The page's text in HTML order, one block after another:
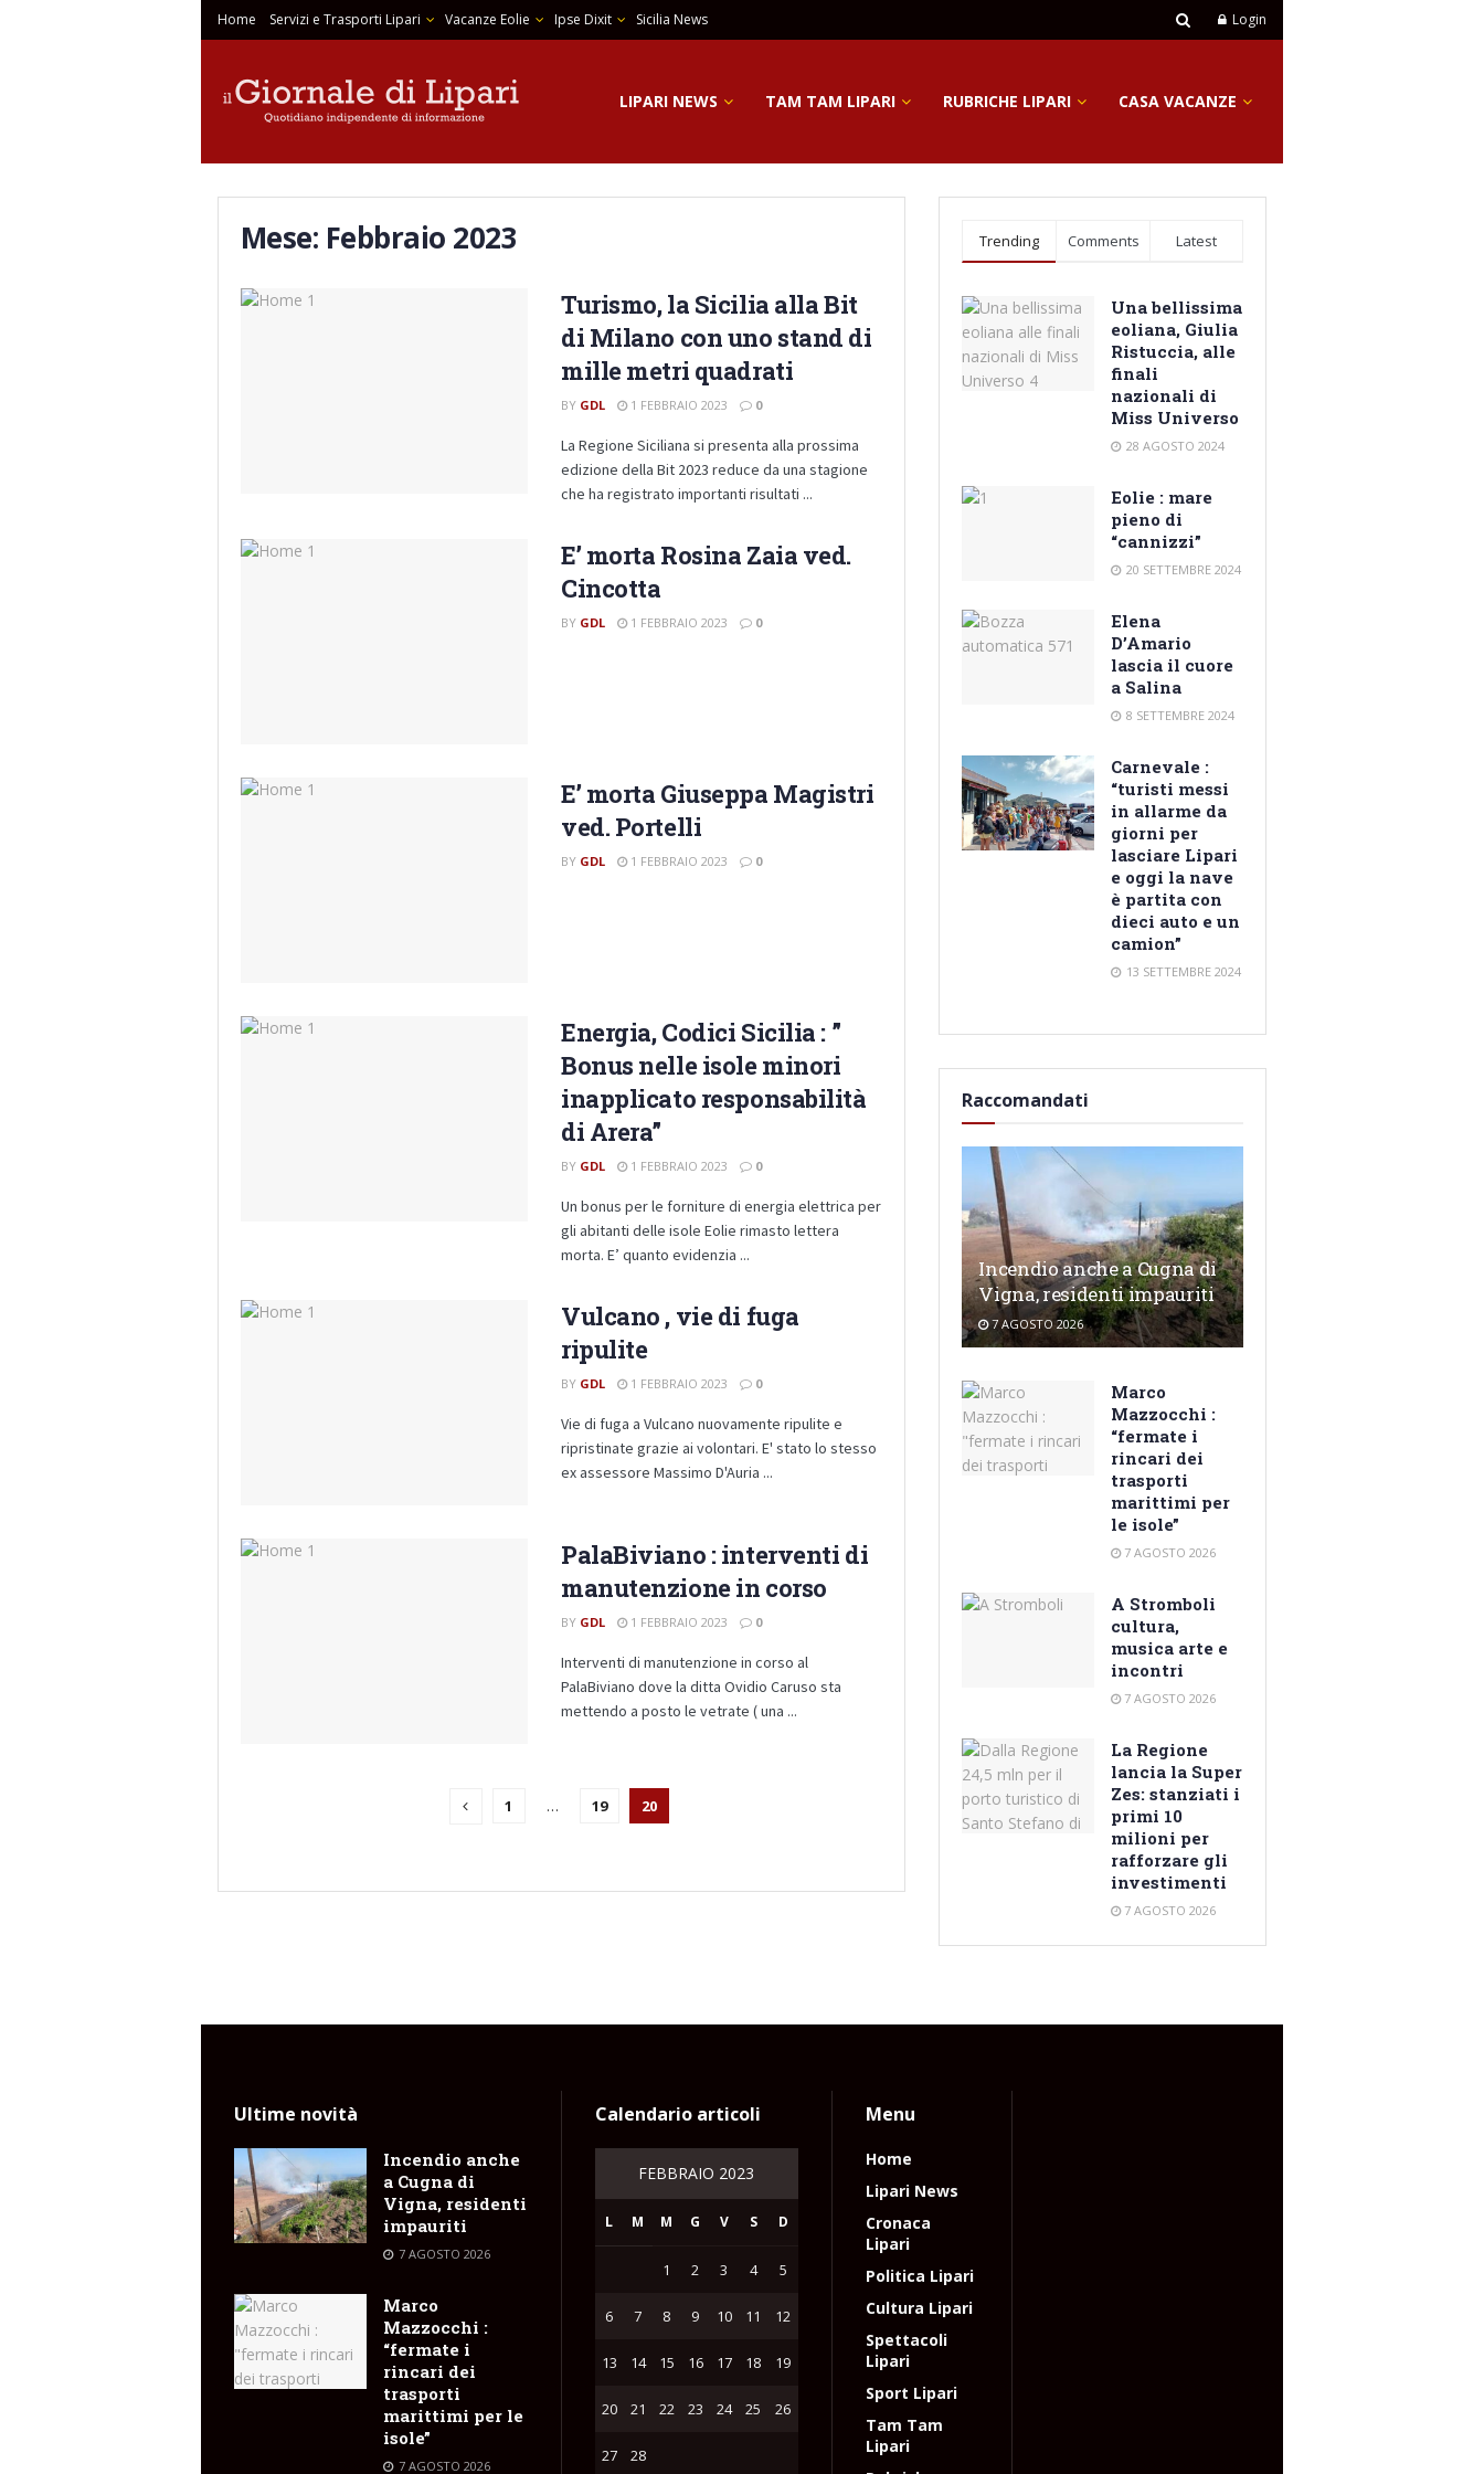
Home Servizi e Trasporti Lipari Vacanze Eolie Ipse Dixit Sicilia News Login
LIPARI NEWS TAM TAM LIPARI RUBRICHE LIPARI CASA VACANZE
Mese: Febbraio 2023
Turismo, la Sicilia alla Bit
di Milano con uno stand di
mille metri quadrati
BY GDL 1 FEBBRAIO 2023 0
La Regione Siciliana si presenta alla prossima
edizione della Bit 2023 reduce da una stagione
che ha registrato importanti risultati ...
E’ morta Rosina Zaia ved.
Cincotta
BY GDL 1 FEBBRAIO 2023 0
E’ morta Giuseppa Magistri
ved. Portelli
BY GDL 1 FEBBRAIO 2023 0
Energia, Codici Sicilia : ”
Bonus nelle isole minori
inapplicato responsabilità
di Arera”
BY GDL 1 FEBBRAIO 2023 0
Un bonus per le forniture di energia elettrica per
gli abitanti delle isole Eolie rimasto lettera
morta. E’ quanto evidenzia ...
Vulcano , vie di fuga
ripulite
BY GDL 1 FEBBRAIO 2023 0
Vie di fuga a Vulcano nuovamente ripulite e
ripristinate grazie ai volontari. E' stato lo stesso
ex assessore Massimo D'Auria ...
PalaBiviano : interventi di
manutenzione in corso
BY GDL 1 FEBBRAIO 2023 0
Interventi di manutenzione in corso al
PalaBiviano dove la ditta Ovidio Caruso sta
mettendo a posto le vetrate ( una ...
1 … 19 20
Trending Comments Latest
Una bellissima
eoliana, Giulia
Ristuccia, alle
finali
nazionali di
Miss Universo
28 AGOSTO 2024
Eolie : mare
pieno di
“cannizzi”
20 SETTEMBRE 2024
Elena
D’Amario
lascia il cuore
a Salina
8 SETTEMBRE 2024
Carnevale :
“turisti messi
in allarme da
giorni per
lasciare Lipari
e oggi la nave
è partita con
dieci auto e un
camion”
13 SETTEMBRE 2024
Raccomandati
Incendio anche a Cugna di
Vigna, residenti impauriti
7 AGOSTO 2026
Marco
Mazzocchi :
“fermate i
rincari dei
trasporti
marittimi per
le isole”
7 AGOSTO 2026
A Stromboli
cultura,
musica arte e
incontri
7 AGOSTO 2026
La Regione
lancia la Super
Zes: stanziati i
primi 10
milioni per
rafforzare gli
investimenti
7 AGOSTO 2026
Ultime novità
Incendio anche
a Cugna di
Vigna, residenti
impauriti
7 AGOSTO 2026
Marco
Mazzocchi :
“fermate i
rincari dei
trasporti
marittimi per le
isole”
7 AGOSTO 2026
Calendario articoli
FEBBRAIO 2023
L M M G V S D
1 2 3 4 5
6 7 8 9 10 11 12
13 14 15 16 17 18 19
20 21 22 23 24 25 26
27 28
Menu
Home
Lipari News
Cronaca
Lipari
Politica Lipari
Cultura Lipari
Spettacoli
Lipari
Sport Lipari
Tam Tam
Lipari